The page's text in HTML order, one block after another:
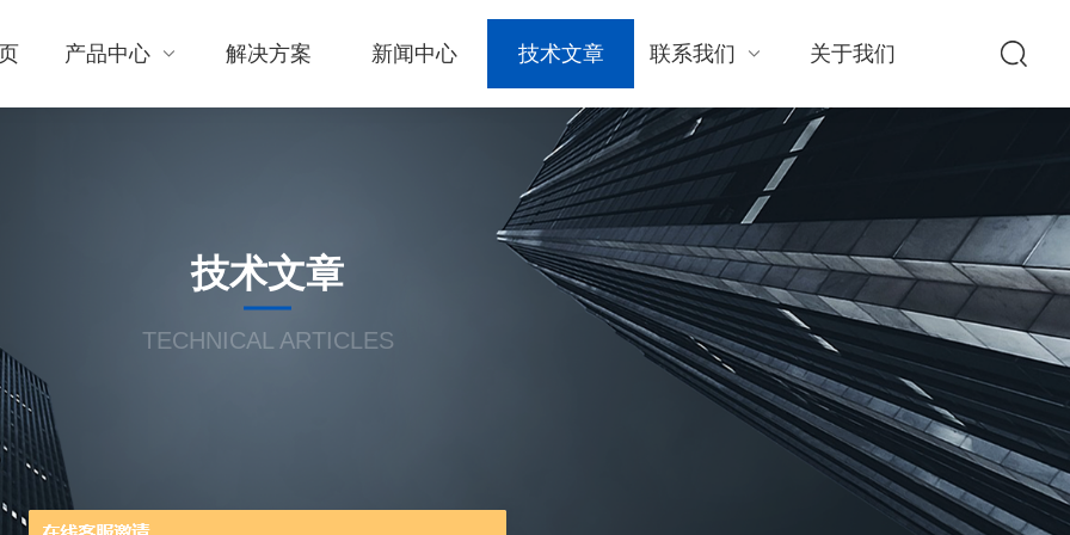
产品中心 解决方案 新闻中心 技术文章 联系我们 关于我们
技术文章
TECHNICAL ARTICLES